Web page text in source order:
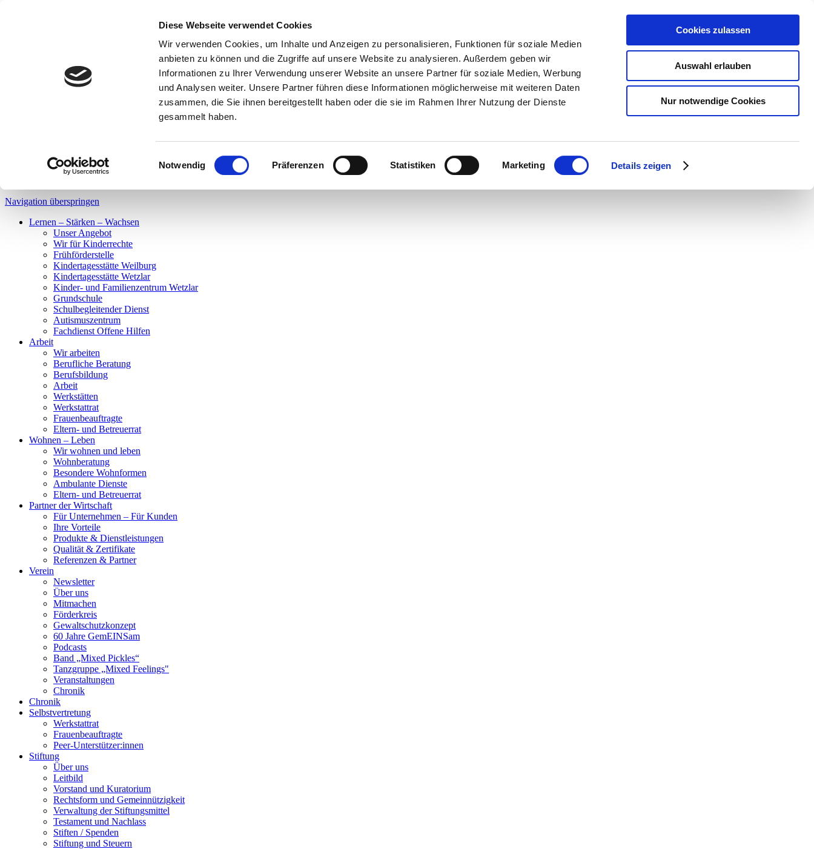
Diese Webseite verwendet Cookies
Wir verwenden Cookies, um Inhalte und Anzeigen zu personalisieren, Funktionen für soziale Medien
anbieten zu können und die Zugriffe auf unsere Website zu analysieren. Außerdem geben wir
Informationen zu Ihrer Verwendung unserer Website an unsere Partner für soziale Medien, Werbung
und Analysen weiter. Unsere Partner führen diese Informationen möglicherweise mit weiteren Daten
zusammen, die Sie ihnen bereitgestellt haben oder die sie im Rahmen Ihrer Nutzung der Dienste
gesammelt haben.
Einwilligungsauswahl
Notwendig Präferenzen Statistiken Marketing Details zeigen
Cookies zulassen
Auswahl erlauben
Nur notwendige Cookies
Leichte Sprache ist
Navigation überspringen
Lernen – Stärken – Wachsen
Unser Angebot
Wir für Kinderrechte
Frühförderstelle
Kindertagesstätte Weilburg
Kindertagesstätte Wetzlar
Kinder- und Familienzentrum Wetzlar
Grundschule
Schulbegleitender Dienst
Autismuszentrum
Fachdienst Offene Hilfen
Arbeit
Wir arbeiten
Berufliche Beratung
Berufsbildung
Arbeit
Werkstätten
Werkstattrat
Frauenbeauftragte
Eltern- und Betreuerrat
Wohnen – Leben
Wir wohnen und leben
Wohnberatung
Besondere Wohnformen
Ambulante Dienste
Eltern- und Betreuerrat
Partner der Wirtschaft
Für Unternehmen – Für Kunden
Ihre Vorteile
Produkte & Dienstleistungen
Qualität & Zertifikate
Referenzen & Partner
Verein
Newsletter
Über uns
Mitmachen
Förderkreis
Gewaltschutzkonzept
60 Jahre GemEINSam
Podcasts
Band „Mixed Pickles“
Tanzgruppe „Mixed Feelings"
Veranstaltungen
Chronik
Chronik
Selbstvertretung
Werkstattrat
Frauenbeauftragte
Peer-Unterstützer:innen
Stiftung
Über uns
Leitbild
Vorstand und Kuratorium
Rechtsform und Gemeinnützigkeit
Verwaltung der Stiftungsmittel
Testament und Nachlass
Stiften / Spenden
Stiftung und Steuern